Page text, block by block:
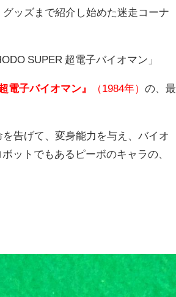
ッズまで紹介し始めた迷走コーナ
SUPER 超電子バイオマン」
超電子バイオマン』 （1984年） の、最
告げて、変身能力を与え、バイオ
ットでもあるピーボのキャラの、